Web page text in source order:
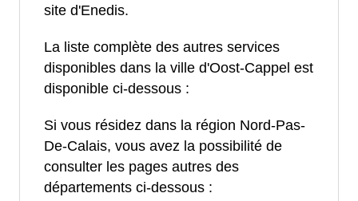
site d'Enedis.
La liste complète des autres services
disponibles dans la ville d'Oost-Cappel est
disponible ci-dessous :
Si vous résidez dans la région Nord-Pas-
De-Calais, vous avez la possibilité de
consulter les pages autres des
départements ci-dessous :